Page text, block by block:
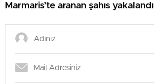
Marmaris’te aranan şahıs yakalandı